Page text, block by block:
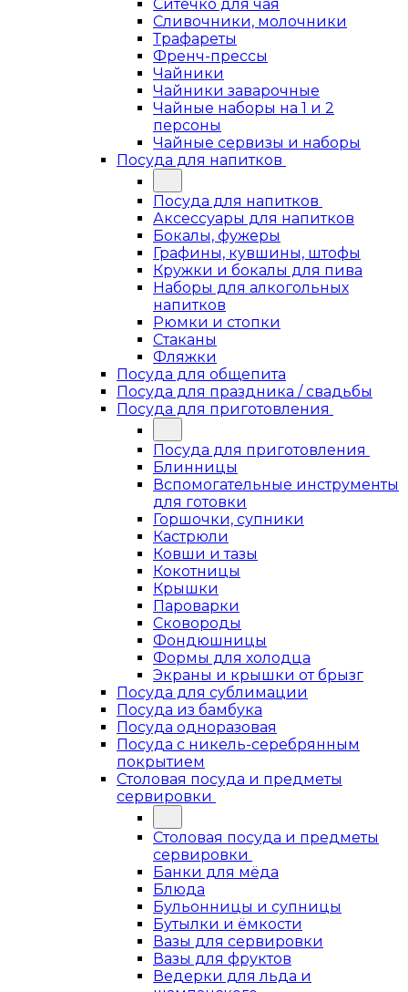
Ситечко для чая
Сливочники, молочники
Трафареты
Френч-прессы
Чайники
Чайники заварочные
Чайные наборы на 1 и 2
персоны
Чайные сервизы и наборы
Посуда для напитков
Посуда для напитков
Аксессуары для напитков
Бокалы, фужеры
Графины, кувшины, штофы
Кружки и бокалы для пива
Наборы для алкогольных
напитков
Рюмки и стопки
Стаканы
Фляжки
Посуда для общепита
Посуда для праздника / свадьбы
Посуда для приготовления
Посуда для приготовления
Блинницы
Вспомогательные инструменты
для готовки
Горшочки, супники
Кастрюли
Ковши и тазы
Кокотницы
Крышки
Пароварки
Сковороды
Фондюшницы
Формы для холодца
Экраны и крышки от брызг
Посуда для сублимации
Посуда из бамбука
Посуда одноразовая
Посуда с никель-серебрянным
покрытием
Столовая посуда и предметы
сервировки
Столовая посуда и предметы
сервировки
Банки для мёда
Блюда
Бульонницы и супницы
Бутылки и ёмкости
Вазы для сервировки
Вазы для фруктов
Ведерки для льда и